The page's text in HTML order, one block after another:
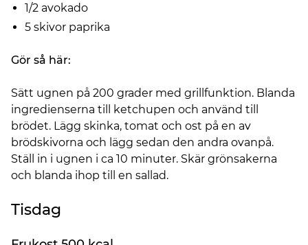
1/2 avokado
5 skivor paprika
Gör så här:
Sätt ugnen på 200 grader med grillfunktion. Blanda
ingredienserna till ketchupen och använd till
brödet. Lägg skinka, tomat och ost på en av
brödskivorna och lägg sedan den andra ovanpå.
Ställ in i ugnen i ca 10 minuter. Skär grönsakerna
och blanda ihop till en sallad.
Tisdag